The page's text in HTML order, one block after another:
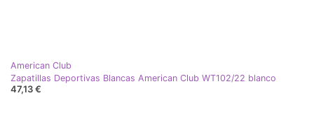
American Club
Zapatillas Deportivas Blancas American Club WT102/22 blanco
47,13 €